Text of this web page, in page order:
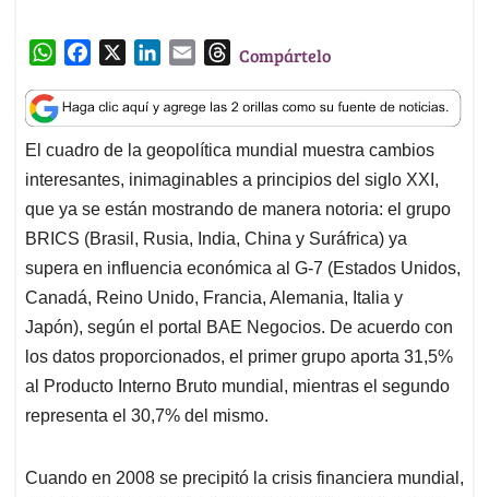
W
a
t
s
A
p
p
c
e
b
o
o
k
n
k
e
d
I
n
a
i
l
T
r
e
a
d
s
Compártelo
El cuadro de la geopolítica mundial muestra cambios
interesantes, inimaginables a principios del siglo XXI,
que ya se están mostrando de manera notoria: el grupo
BRICS (Brasil, Rusia, India, China y Suráfrica) ya
supera en influencia económica al G-7 (Estados Unidos,
Canadá, Reino Unido, Francia, Alemania, Italia y
Japón), según el portal BAE Negocios. De acuerdo con
los datos proporcionados, el primer grupo aporta 31,5%
al Producto Interno Bruto mundial, mientras el segundo
representa el 30,7% del mismo.
Cuando en 2008 se precipitó la crisis financiera mundial,